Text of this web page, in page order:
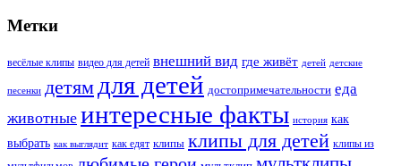
Метки
весёлые клипы видео для детей внешний вид где живёт детей детские
песенки детям для детей достопримечательности еда
животные интересные факты история как
выбрать как выглядит как едят клипы клипы для детей клипы из